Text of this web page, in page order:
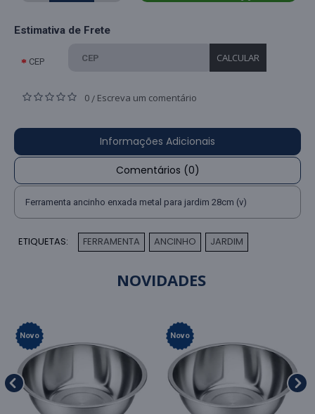
Estimativa de Frete
CEP CALCULAR
0 / Escreva um comentário
Informações Adicionais
Comentários (0)
Ferramenta ancinho enxada metal para jardim 28cm (v)
ETIQUETAS: FERRAMENTA ANCINHO JARDIM
NOVIDADES
Novo Novo